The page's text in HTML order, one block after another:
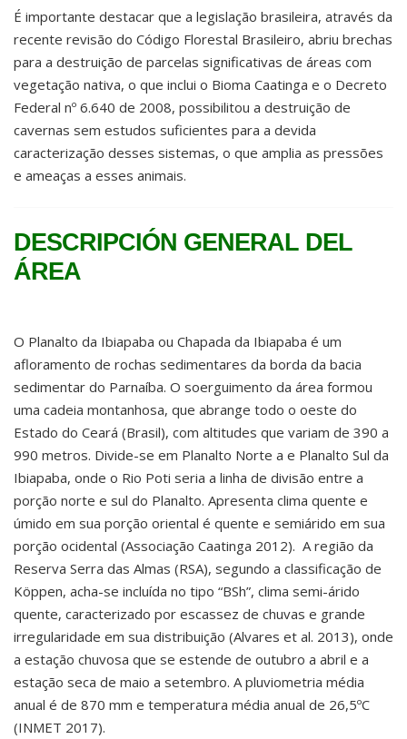
É importante destacar que a legislação brasileira, através da
recente revisão do Código Florestal Brasileiro, abriu brechas
para a destruição de parcelas significativas de áreas com
vegetação nativa, o que inclui o Bioma Caatinga e o Decreto
Federal nº 6.640 de 2008, possibilitou a destruição de
cavernas sem estudos suficientes para a devida
caracterização desses sistemas, o que amplia as pressões
e ameaças a esses animais.
DESCRIPCIÓN GENERAL DEL
ÁREA
O Planalto da Ibiapaba ou Chapada da Ibiapaba é um
afloramento de rochas sedimentares da borda da bacia
sedimentar do Parnaíba. O soerguimento da área formou
uma cadeia montanhosa, que abrange todo o oeste do
Estado do Ceará (Brasil), com altitudes que variam de 390 a
990 metros. Divide-se em Planalto Norte a e Planalto Sul da
Ibiapaba, onde o Rio Poti seria a linha de divisão entre a
porção norte e sul do Planalto. Apresenta clima quente e
úmido em sua porção oriental é quente e semiárido em sua
porção ocidental (Associação Caatinga 2012). A região da
Reserva Serra das Almas (RSA), segundo a classificação de
Köppen, acha-se incluída no tipo “BSh”, clima semi-árido
quente, caracterizado por escassez de chuvas e grande
irregularidade em sua distribuição (Alvares et al. 2013), onde
a estação chuvosa que se estende de outubro a abril e a
estação seca de maio a setembro. A pluviometria média
anual é de 870 mm e temperatura média anual de 26,5ºC
(INMET 2017).